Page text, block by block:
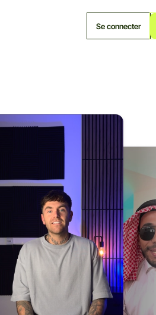
Se connecter